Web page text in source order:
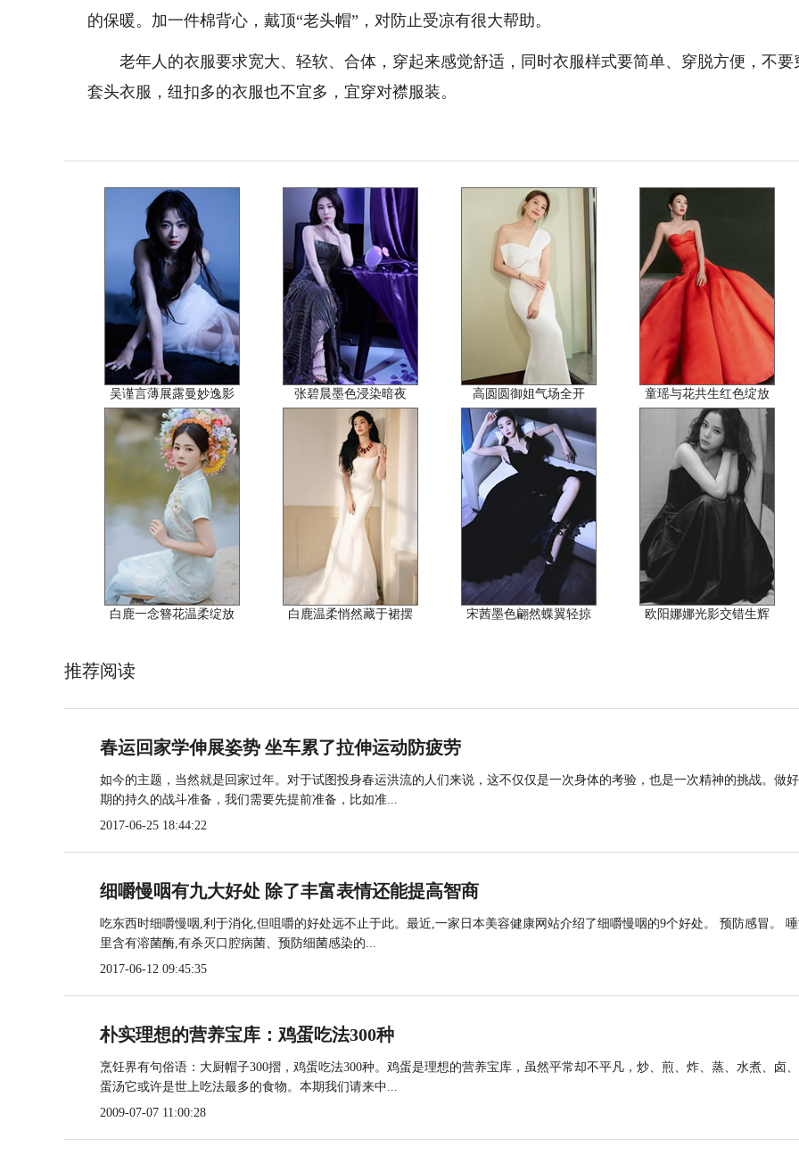
的保暖。加一件棉背心，戴顶“老头帽”，对防止受凉有很大帮助。
老年人的衣服要求宽大、轻软、合体，穿起来感觉舒适，同时衣服样式要简单、穿脱方便，不要
套头衣服，纽扣多的衣服也不宜多，宜穿对襟服装。
吴谨言薄展露曼妙逸影 张碧晨墨色浸染暗夜 高圆圆御姐气场全开 童瑶与花共生红色绽放
白鹿一念簪花温柔绽放 白鹿温柔悄然藏于裙摆 宋茜墨色翩然蝶翼轻掠 欧阳娜娜光影交错生辉
推荐阅读
春运回家学伸展姿势 坐车累了拉伸运动防疲劳
如今的主题，当然就是回家过年。对于试图投身春运洪流的人们来说，这不仅仅是一次身体的考验，也是一次精神的挑战。做
期的持久的战斗准备，我们需要先提前准备，比如准...
2017-06-25 18:44:22
细嚼慢咽有九大好处 除了丰富表情还能提高智商
吃东西时细嚼慢咽,利于消化,但咀嚼的好处远不止于此。最近,一家日本美容健康网站介绍了细嚼慢咽的9个好处。 预防感冒。
里含有溶菌酶,有杀灭口腔病菌、预防细菌感染的...
2017-06-12 09:45:35
朴实理想的营养宝库：鸡蛋吃法300种
烹饪界有句俗语：大厨帽子300摺，鸡蛋吃法300种。鸡蛋是理想的营养宝库，虽然平常却不平凡，炒、煎、炸、蒸、水煮、卤
蛋汤它或许是世上吃法最多的食物。本期我们请来中...
2009-07-07 11:00:28